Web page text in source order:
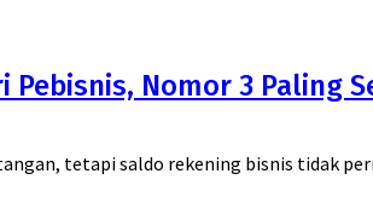
Pebisnis, Nomor 3 Paling
tetapi saldo rekening bisnis tidak